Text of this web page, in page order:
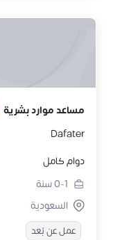
مساعد موارد بشرية
Dafater
دوام كامل
0-1سنة
السعودية
عمل عن بُعد